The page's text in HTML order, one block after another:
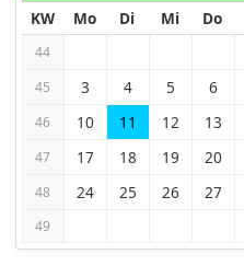
KW
Mo Di Mi Do
44
45 3 4 5 6
46 10 11 12 13
47 17 18 19 20
48 24 25 26 27
49